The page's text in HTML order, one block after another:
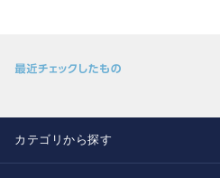
カテゴリから探す